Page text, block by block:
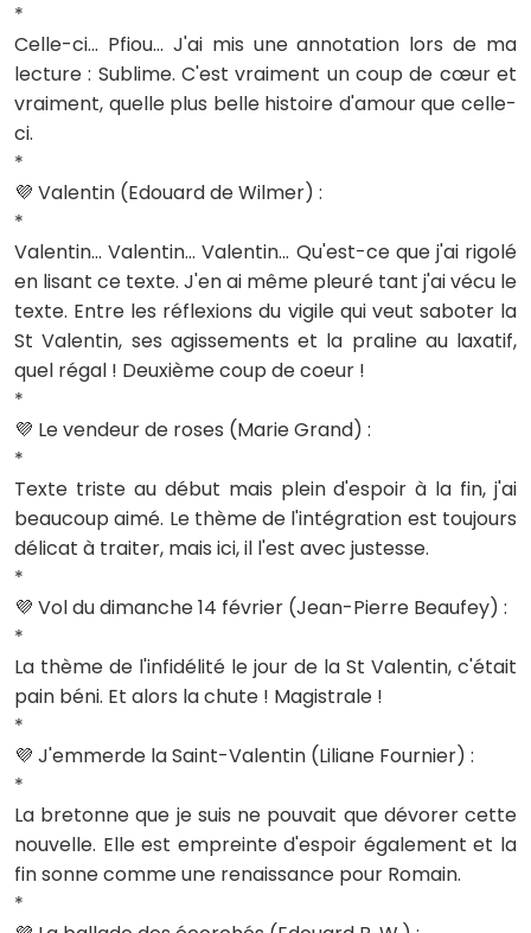
*
Celle-ci... Pfiou... J'ai mis une annotation lors de ma
lecture : Sublime. C'est vraiment un coup de cœur et
vraiment, quelle plus belle histoire d'amour que celle-
ci.
*
💜 Valentin (Edouard de Wilmer) :
*
Valentin... Valentin... Valentin... Qu'est-ce que j'ai rigolé
en lisant ce texte. J'en ai même pleuré tant j'ai vécu le
texte. Entre les réflexions du vigile qui veut saboter la
St Valentin, ses agissements et la praline au laxatif,
quel régal ! Deuxième coup de coeur !
*
💜 Le vendeur de roses (Marie Grand) :
*
Texte triste au début mais plein d'espoir à la fin, j'ai
beaucoup aimé. Le thème de l'intégration est toujours
délicat à traiter, mais ici, il l'est avec justesse.
*
💜 Vol du dimanche 14 février (Jean-Pierre Beaufey) :
*
La thème de l'infidélité le jour de la St Valentin, c'était
pain béni. Et alors la chute ! Magistrale !
*
💜 J'emmerde la Saint-Valentin (Liliane Fournier) :
*
La bretonne que je suis ne pouvait que dévorer cette
nouvelle. Elle est empreinte d'espoir également et la
fin sonne comme une renaissance pour Romain.
*